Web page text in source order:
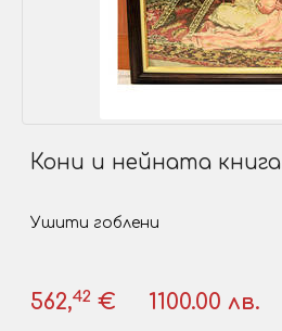
Кони и нейната книга
Ушити гоблени
562,42 € 1100.00 лв.